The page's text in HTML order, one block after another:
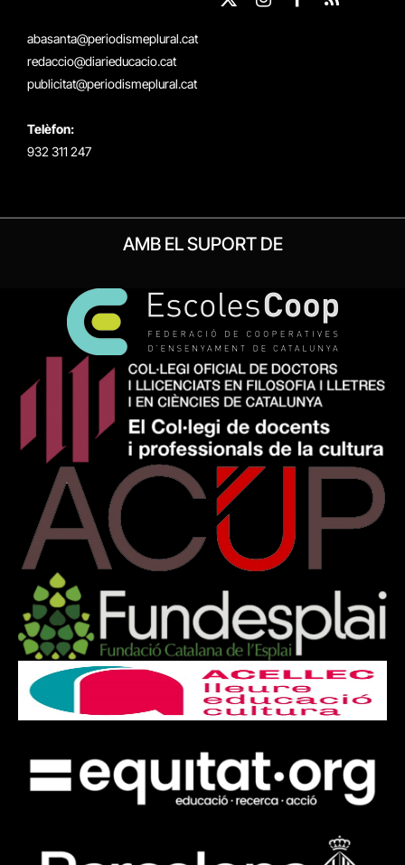
abasanta@periodismeplural.cat
redaccio@diarieducacio.cat
publicitat@periodismeplural.cat
Telèfon:
932 311 247
X
InstagramFacebook
RSS
AMB EL SUPORT DE